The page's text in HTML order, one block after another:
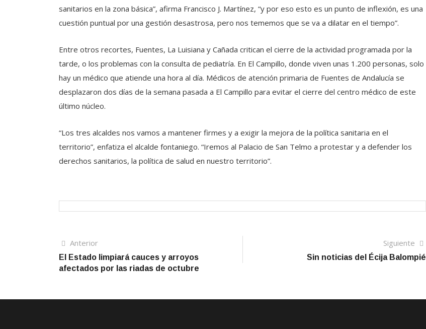
sanitarios en la zona básica”, afirma Francisco J. Martínez, “y por eso esto es un punto de inflexión, es una
cuestión puntual por una gestión desastrosa, pero nos tememos que se va a dilatar en el tiempo”.
Entre otros recortes, Fuentes, La Luisiana y Cañada critican el cierre de la actividad programada por la
tarde, o los problemas con la consulta de pediatría. En El Campillo, donde viven unas 1.200 personas, solo
hay un médico que atiende una hora al día. Médicos de atención primaria de Fuentes de Andalucía se
desplazaron dos días de la semana pasada a El Campillo para evitar el cierre del centro médico de este
último núcleo.
“Los tres alcaldes nos vamos a mantener firmes y a exigir la mejora de la política sanitaria en el
territorio”, enfatiza el alcalde fontaniego. “Iremos al Palacio de San Telmo a protestar y a defender los
derechos sanitarios, la política de salud en nuestro territorio”.
Navegación
de
AnteriorArtículo
anterior
El Estado limpiará cauces y arroyos
afectados por las riadas de octubre
Siguiente
Sin noticias del Écija Balompié